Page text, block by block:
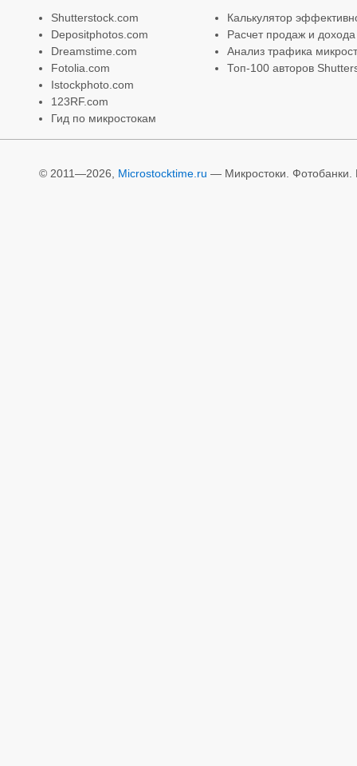
Shutterstock.com
Depositphotos.com
Dreamstime.com
Fotolia.com
Istockphoto.com
123RF.com
Гид по микростокам
Калькулятор
Расчет продаж и дохода
Анализ трафика
Топ-100 авторов
© 2011—2026, Microstocktime.ru — Микростоки. Фотобанки.